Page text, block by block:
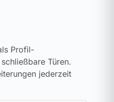
Profil-
Türen.
jederzeit